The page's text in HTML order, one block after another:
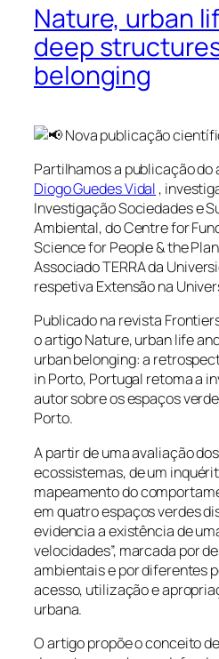
Nature, urban
deep
belonging
Nova publicação
Partilhamos a publicação
Diogo Guedes Vidal ,
Investigação Sociedades e
Ambiental, do Centre for
Science for People & the
Associado TERRA da
respetiva Extensão na
Publicado na revista
o artigo Nature, urban life
urban belonging: a
in Porto, Portugal retoma a
autor sobre os espaços
Porto.
A partir de uma avaliação
ecossistemas, de um
mapeamento do
em quatro espaços verdes
evidencia a existência de
velocidades”, marcada por
ambientais e por diferentes
acesso, utilização e
urbana.
O artigo propõe o conceito